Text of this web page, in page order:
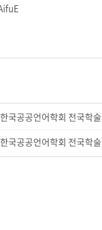
국공공언어학회 전국학
국공공언어학회 전국학